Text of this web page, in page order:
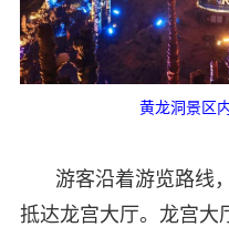
黄龙洞景区
游客沿着游览路线
抵达龙宫大厅。龙宫大